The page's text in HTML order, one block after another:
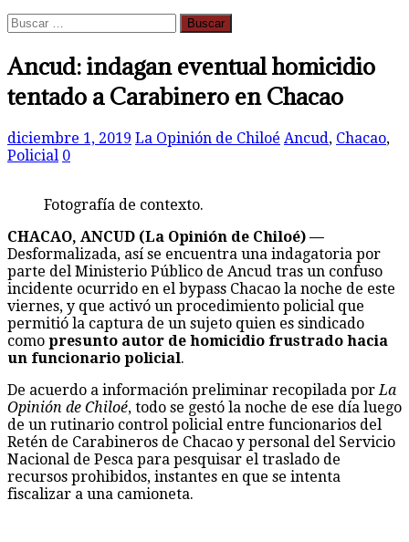
Buscar:
Ancud: indagan eventual homicidio
tentado a Carabinero en Chacao
diciembre 1, 2019 La Opinión de Chiloé Ancud, Chacao,
Policial 0
Fotografía de contexto.
CHACAO, ANCUD (La Opinión de Chiloé) —
Desformalizada, así se encuentra una indagatoria por
parte del Ministerio Público de Ancud tras un confuso
incidente ocurrido en el bypass Chacao la noche de este
viernes, y que activó un procedimiento policial que
permitió la captura de un sujeto quien es sindicado
como presunto autor de homicidio frustrado hacia
un funcionario policial.
De acuerdo a información preliminar recopilada porLa
Opinión de Chiloé, todo se gestó la noche de ese día luego
de un rutinario control policial entre funcionarios del
Retén de Carabineros de Chacao y personal del Servicio
Nacional de Pesca para pesquisar el traslado de
recursos prohibidos, instantes en que se intenta
fiscalizar a una camioneta.